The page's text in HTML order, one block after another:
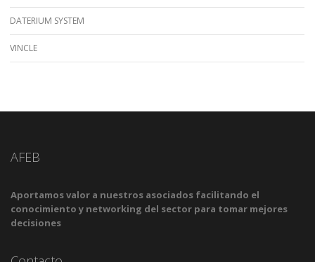
DATERIUM SYSTEM
VINCLE
AFEB
Aportamos valor a nuestros asociados facilitando el
conocimiento y networking del sector para tomar mejores
decisiones